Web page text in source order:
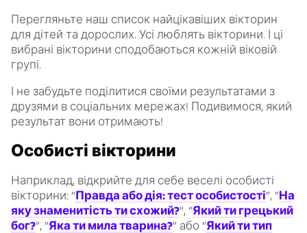
Перегляньте наш список найцікавіших вікторин
для дітей та дорослих. Усі люблять вікторини. І ці
вибрані вікторини сподобаються кожній віковій
групі.
І не забудьте поділитися своїми результатами з
друзями в соціальних мережах! Подивимося, який
результат вони отримають!
Особисті вікторини
Наприклад, відкрийте для себе веселі особисті
вікторини: “Правда або дія: тест особистості”, “На
яку знаменитість ти схожий?”, “Який ти грецький
бог?”, “Яка ти мила тварина?” або “Який ти тип